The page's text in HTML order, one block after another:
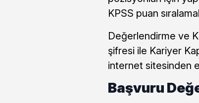
KPSS puan
Değerlendirme ve
şifresi ile Kariyer
internet sitesinden
Başvuru